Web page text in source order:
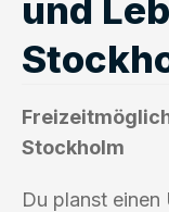
und
Stockholm
Du planst